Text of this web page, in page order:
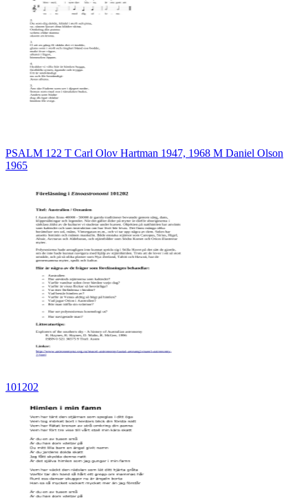
PSALM 122 T Carl Olov Hartman 1947, 1968 M Daniel Olson
1965
101202